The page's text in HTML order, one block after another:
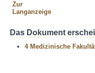
Zur
Langanzeige
Das Dokument
4 Medizinische